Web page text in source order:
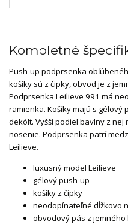
Kompletné
Push-up podprsenka
košíky sú z čipky, obvod je z
Podprsenka Leilieve 991 má
ramienka. Košíky majú s
dekólt. Vyšší podiel bavlny z
nosenie. Podprsenka patrí
Leilieve.
luxusný model Leilieve
gélový push-up
košíky z čipky
neodopínateľné dĺžkovo
obvodový pás z